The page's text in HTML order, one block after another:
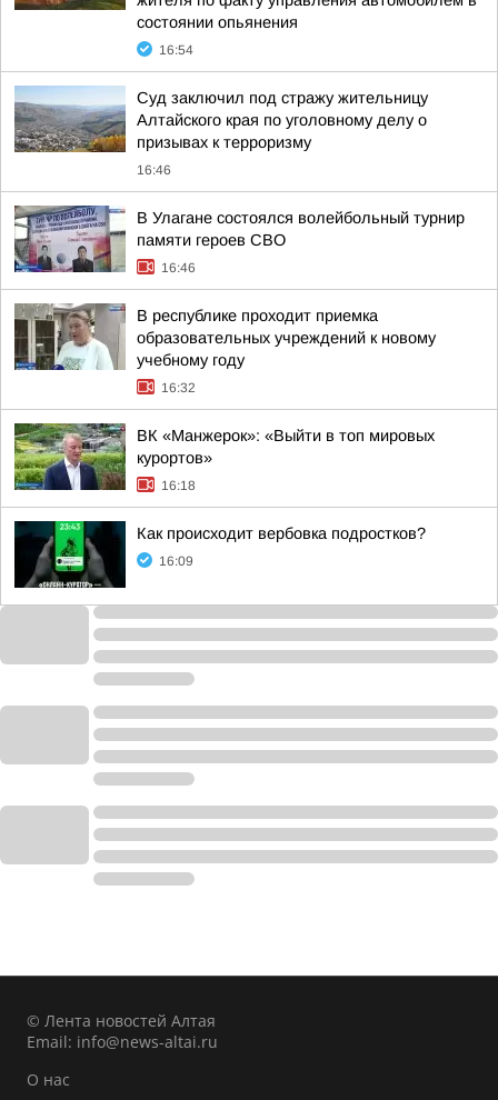
состоянии опьянения
16:54
Суд заключил под стражу жительницу
Алтайского края по уголовному делу о
призывах к терроризму
16:46
В Улагане состоялся волейбольный турнир
памяти героев СВО
16:46
В республике проходит приемка
образовательных учреждений к новому
учебному году
16:32
ВК «Манжерок»: «Выйти в топ мировых
курортов»
16:18
Как происходит вербовка подростков?
16:09
© Лента новостей Алтая
Email: info@news-altai.ru
О нас